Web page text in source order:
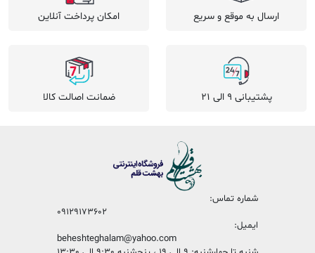
ارسال به موقع و سریع امکان پرداخت آنلاین
پشتیبانی 9 الی 21 ضمانت اصالت کالا
شماره تماس:
09129173602
ایمیل:
beheshteghalam@yahoo.com